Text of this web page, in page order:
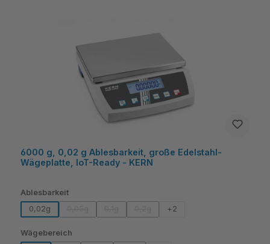
6000 g, 0,02 g Ablesbarkeit, große Edelstahl-
Wägeplatte, IoT-Ready - KERN
Ablesbarkeitauswählen
0,02g
(Diese Option ist zurzeit nicht verfügbar.)
(Diese Option ist zurzeit nicht verfügbar.)
(Diese Option ist zurzeit nicht
+2
Wägebereichauswählen